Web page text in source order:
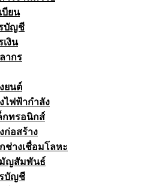
บียน
บัญชี
เงิน
ากร
ยนต์
ไฟฟ้ากำลัง
กทรอนิกส์
ก่อสร้าง
ช่างเชื่อมโลหะ
ญสัมพันธ์
บัญชี